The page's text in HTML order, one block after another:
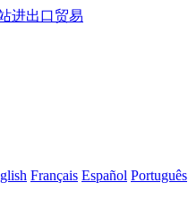
Français Español Português